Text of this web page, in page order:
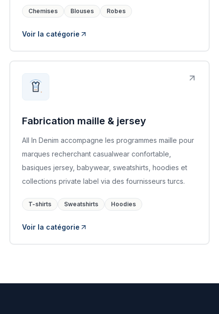
Chemises Blouses Robes
Voir la catégorie
Fabrication maille & jersey
All In Denim accompagne les programmes maille pour
marques recherchant casualwear confortable,
basiques jersey, babywear, sweatshirts, hoodies et
collections private label via des fournisseurs turcs.
T-shirts Sweatshirts Hoodies
Voir la catégorie